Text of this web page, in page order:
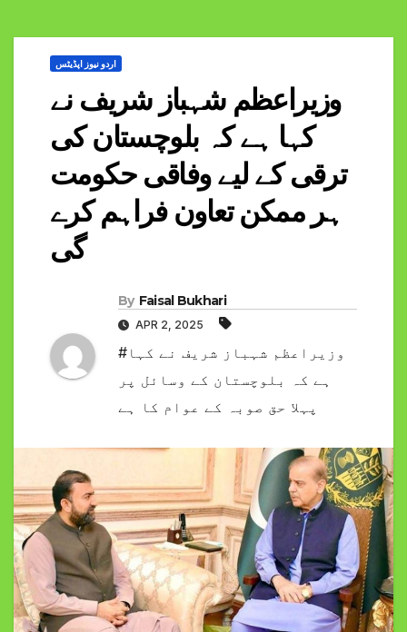
اردو نیوز اپڈیٹس
وزیراعظم شہباز شریف نے
کہا ہے کہ بلوچستان کی
ترقی کے لیے وفاقی حکومت
ہر ممکن تعاون فراہم کرے
گی
By Faisal Bukhari
APR 2, 2025
#وزیراعظم شہباز شریف نے کہا
ہے کہ بلوچستان کے وسائل پر
پہلا حق صوبہ کے عوام کا ہے